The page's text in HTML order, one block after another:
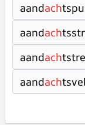
aandach
aandach
aandach
aandach